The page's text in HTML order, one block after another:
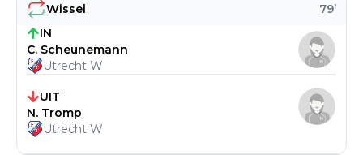
Wissel 79’
IN
C. Scheunemann
Utrecht W
UIT
N. Tromp
Utrecht W